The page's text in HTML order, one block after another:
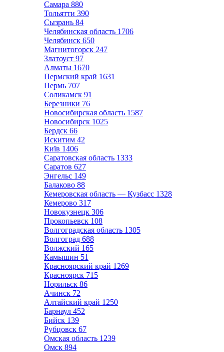
Самара 880
Тольятти 390
Сызрань 84
Челябинская область 1706
Челябинск 650
Магнитогорск 247
Златоуст 97
Алматы 1670
Пермский край 1631
Пермь 707
Соликамск 91
Березники 76
Новосибирская область 1587
Новосибирск 1025
Бердск 66
Искитим 42
Київ 1406
Саратовская область 1333
Саратов 627
Энгельс 149
Балаково 88
Кемеровская область — Кузбасс 1328
Кемерово 317
Новокузнецк 306
Прокопьевск 108
Волгоградская область 1305
Волгоград 688
Волжский 165
Камышин 51
Красноярский край 1269
Красноярск 715
Норильск 86
Ачинск 72
Алтайский край 1250
Барнаул 452
Бийск 139
Рубцовск 67
Омская область 1239
Омск 894